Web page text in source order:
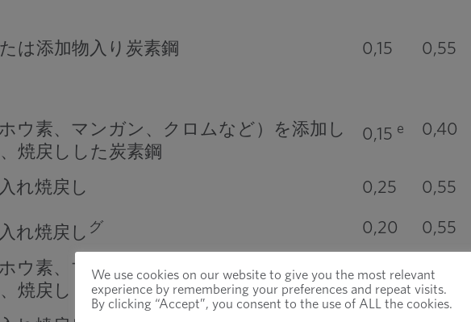
は添加物入り炭素鋼 0,15 0,55
ウ素、マンガン、クロムなど）を添加し
焼戻しした炭素鋼
0,15 e 0,40
れ焼戻し 0,25 0,55
れ焼戻し グ 0,20 0,55
ウ素、マンガン、クロムなど）を添加し
焼戻しした炭素鋼
0,15 e 0,40
We use cookies on our website to give you the most relevant
experience by remembering your preferences and repeat visits.
By clicking “Accept”, you consent to the use of ALL the cookies.